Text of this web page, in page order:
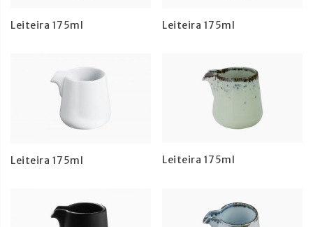
Leiteira 175ml Leiteira 175ml
Leiteira 175ml Leiteira 175ml